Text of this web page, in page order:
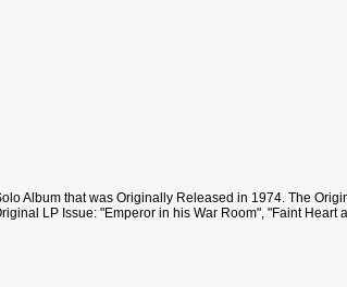
Album that was Originally Released in 1974. The
LP Issue: "Emperor in his War Room", "Faint Heart